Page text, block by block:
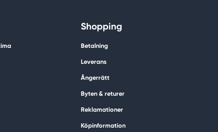
Shopping
Betalning
Leverans
Ångerrätt
Byten & returer
Reklamationer
Köpinformation